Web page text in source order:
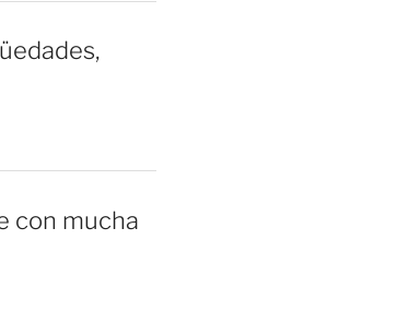
con mucha